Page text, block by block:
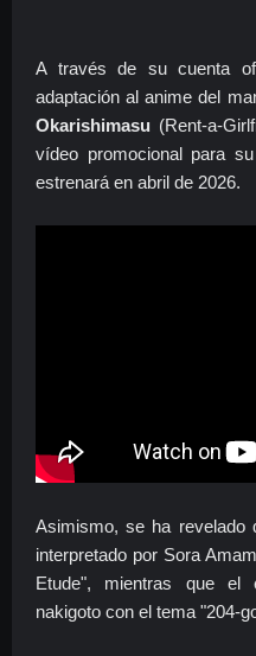
A través de su cuenta
adaptación al anime del
Okarishimasu (Rent-a-
vídeo promocional para
estrenará en abril de 2026.
Asimismo, se ha revelado
interpretado por Sora
Etude", mientras que el
nakigoto con el tema "204-